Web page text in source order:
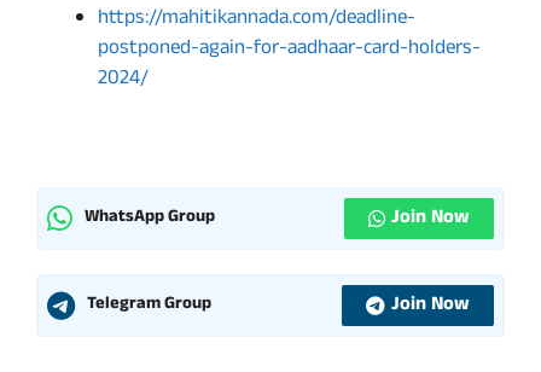
https://mahitikannada.com/deadline-
postponed-again-for-aadhaar-card-holders-
2024/
WhatsApp Group Join Now
Telegram Group Join Now